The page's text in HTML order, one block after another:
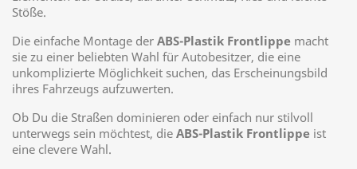
Stöße.
Die einfache Montage der ABS-Plastik Frontlippe macht
sie zu einer beliebten Wahl für Autobesitzer, die eine
unkomplizierte Möglichkeit suchen, das Erscheinungsbild
ihres Fahrzeugs aufzuwerten.
Ob Du die Straßen dominieren oder einfach nur stilvoll
unterwegs sein möchtest, die ABS-Plastik Frontlippe ist
eine clevere Wahl.